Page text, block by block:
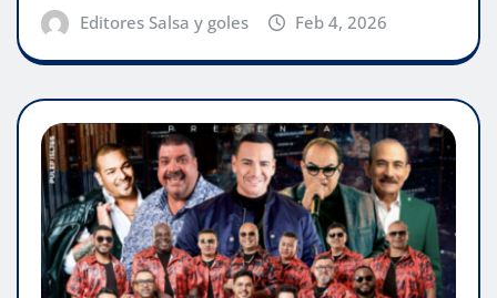
Editores Salsa y goles Feb 4, 2026